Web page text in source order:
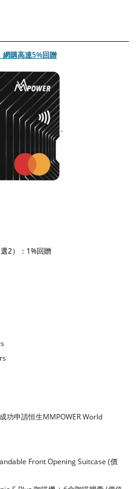
網購高達5%回贈
2）：1%回贈
功申請恒生MMPOWER World
Front Opening Suitcase (價